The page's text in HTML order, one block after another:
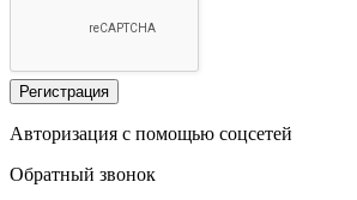
Регистрация
Авторизация с помощью соцсетей
Обратный звонок